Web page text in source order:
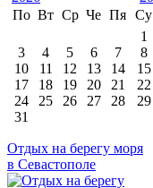
По Вт Ср Че Пя Су
1
3
4 5 6 7 8
10
11 12 13 14 15
17
18 19 20 21 22
24
25 26 27 28 29
31
Отдых на берегу моря
в Севастополе